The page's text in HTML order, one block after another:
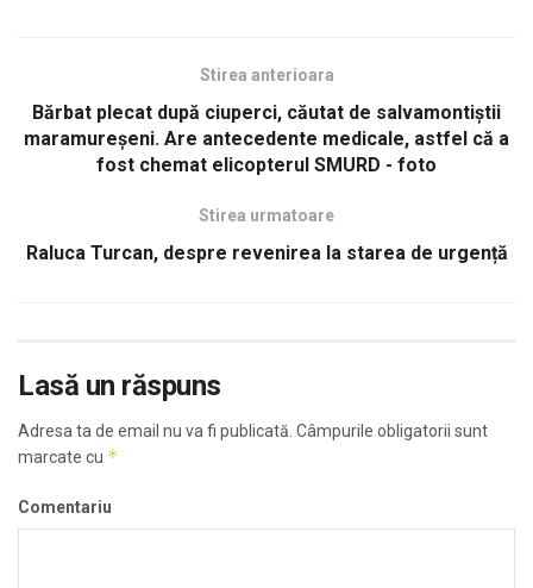
Stirea anterioara
Bărbat plecat după ciuperci, căutat de salvamontiştii
maramureşeni. Are antecedente medicale, astfel că a
fost chemat elicopterul SMURD - foto
Stirea urmatoare
Raluca Turcan, despre revenirea la starea de urgență
Lasă un răspuns
Adresa ta de email nu va fi publicată. Câmpurile obligatorii sunt
marcate cu *
Comentariu